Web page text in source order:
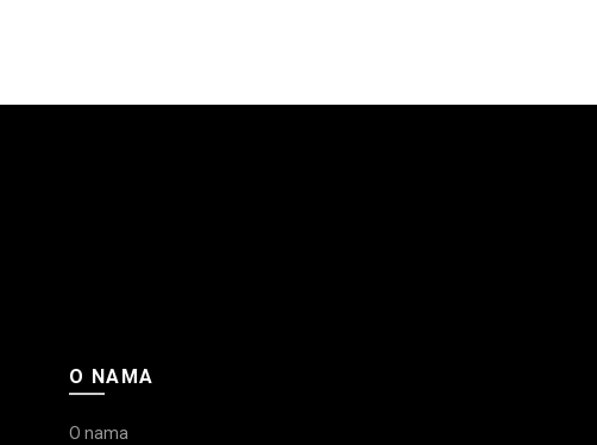
O NAMA
O nama